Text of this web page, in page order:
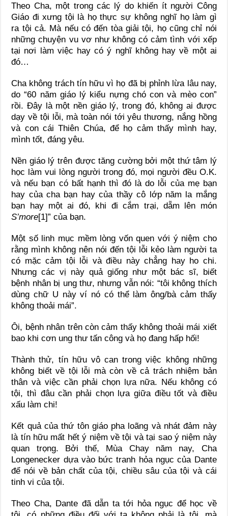
Theo Cha, một trong các lý do khiến ít người Công
Giáo đi xưng tội là họ thực sự không nghĩ họ làm gì
ra tội cả. Mà nếu có đến tòa giải tội, họ cũng chỉ nói
những chuyện vu vơ như không có cảm tình với xếp
tại nơi làm việc hay có ý nghĩ không hay về một ai
đó…
Cha không trách tín hữu vì họ đã bị phỉnh lừa lâu nay,
do “60 năm giáo lý kiểu nựng chó con và mèo con”
rồi. Đây là một nền giáo lý, trong đó, không ai được
dạy về tội lỗi, mà toàn nói tới yêu thương, nắng hồng
và con cái Thiên Chúa, để họ cảm thấy mình hay,
mình tốt, đáng yêu.
Nền giáo lý trên được tăng cường bởi một thứ tâm lý
học làm vui lòng người trong đó, mọi người đều O.K.
và nếu bạn có bất hạnh thì đó là do lỗi của mẹ bạn
hay của cha bạn hay của thầy cô lớp năm la mắng
bạn hay một ai đó, khi đi cắm trại, dẵm lên món
S’more[1]” của bạn.
Một số linh mục mềm lòng vốn quen với ý niệm cho
rằng mình không nên nói đến tội lỗi kẻo làm người ta
có mặc cảm tội lỗi và điều này chẳng hay ho chi.
Nhưng các vị này quả giống như một bác sĩ, biết
bệnh nhân bị ung thư, nhưng vẫn nói: “tôi không thích
dùng chữ U này ví nó có thể làm ông/bà cảm thấy
không thoải mái”.
Ôi, bệnh nhân trên còn cảm thấy không thoải mái xiết
bao khi cơn ung thư tấn công và họ đang hấp hối!
Thành thử, tín hữu vô can trong việc không những
không biết về tội lỗi mà còn về cả trách nhiệm bản
thân và việc cần phải chọn lựa nữa. Nếu không có
tội, thì đâu cần phải chọn lựa giữa điều tốt và điều
xấu làm chi!
Kết quả của thứ tôn giáo pha loãng và nhát đảm này
là tín hữu mất hết ý niệm về tội và tại sao ý niệm này
quan trọng. Bởi thế, Mùa Chay năm nay, Cha
Longenecker dựa vào bức tranh hỏa ngục của Dante
để nói về bản chất của tội, chiều sâu của tội và cái
tinh vi của tội.
Theo Cha, Dante đã dẫn ta tới hỏa ngục để học về